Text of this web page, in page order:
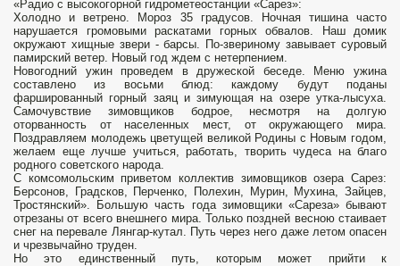
«Радио с высокогорной гидрометеостанции «Сарез»:
Холодно и ветрено. Мороз 35 градусов. Ночная тишина часто
нарушается громовыми раскатами горных обвалов. Наш домик
окружают хищные звери - барсы. По-звериному завывает суровый
памирский ветер. Новый год ждем с нетерпением.
Новогодний ужин проведем в дружеской беседе. Меню ужина
составлено из восьми блюд: каждому будут поданы
фаршированный горный заяц и зимующая на озере утка-лысуха.
Самочувствие зимовщиков бодрое, несмотря на долгую
оторванность от населенных мест, от окружающего мира.
Поздравляем молодежь цветущей великой Родины с Новым годом,
желаем еще лучше учиться, работать, творить чудеса на благо
родного советского народа.
С комсомольским приветом коллектив зимовщиков озера Сарез:
Берсонов, Градсков, Перченко, Полехин, Мурин, Мухина, Зайцев,
Тростянский». Большую часть года зимовщики «Сареза» бывают
отрезаны от всего внешнего мира. Только поздней весною стаивает
снег на перевале Лянгар-кутал. Путь через него даже летом опасен
и чрезвычайно труден.
Но это единственный путь, которым может прийти к